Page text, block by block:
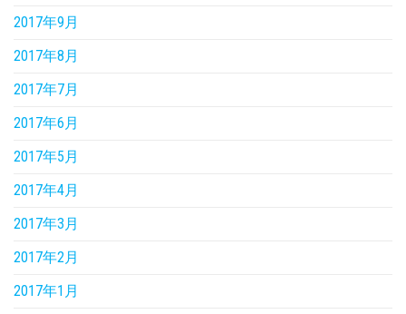
2017年9月
2017年8月
2017年7月
2017年6月
2017年5月
2017年4月
2017年3月
2017年2月
2017年1月